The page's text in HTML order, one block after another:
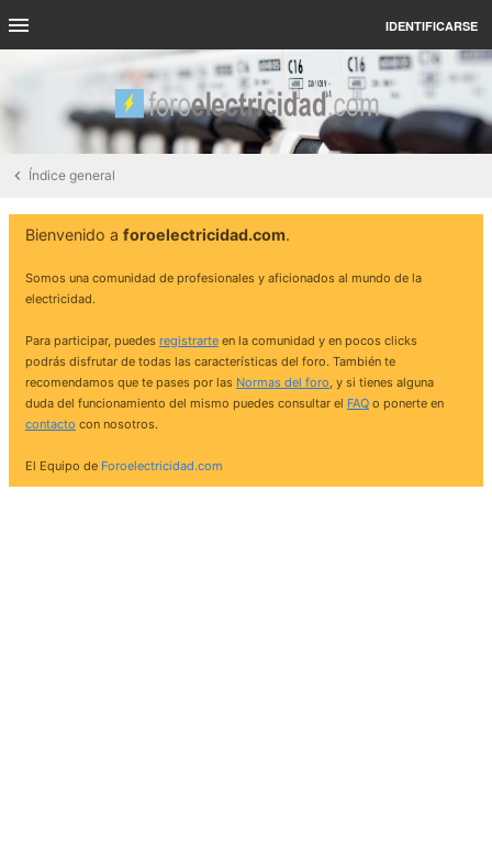
IDENTIFICARSE
Índice general
Bienvenido a foroelectricidad.com.
Somos una comunidad de profesionales y aficionados al mundo de la
electricidad.
Para participar, puedes registrarte en la comunidad y en pocos clicks
podrás disfrutar de todas las características del foro. También te
recomendamos que te pases por las Normas del foro, y si tienes alguna
duda del funcionamiento del mismo puedes consultar el FAQ o ponerte en
contacto con nosotros.
El Equipo de Foroelectricidad.com